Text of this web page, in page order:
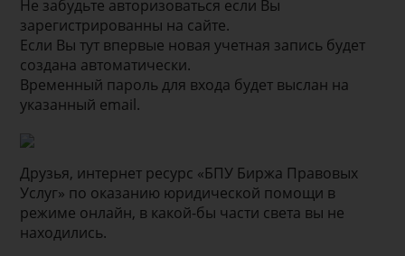
Не забудьте авторизоваться если Вы
зарегистрированны на сайте.
Если Вы тут впервые новая учетная запись будет
создана автоматически.
Временный пароль для входа будет выслан на
указанный email.
Друзья, интернет ресурс «БПУ Биржа Правовых
Услуг» по оказанию юридической помощи в
режиме онлайн, в какой-бы части света вы не
находились.